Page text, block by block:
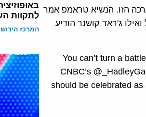
הזו. הנשיא טראמפ אמר
ג'ראד קושנר הודיע
“You can’t turn a
CNBC’s
should be celebrated as
לתקוות
המרכז